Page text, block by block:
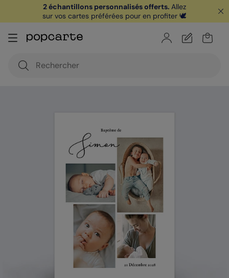
offerte avec le code
je télécharge
2 échantillons personnalisés offerts. Allez
sur vos cartes préférées pour en profiter 🕊️